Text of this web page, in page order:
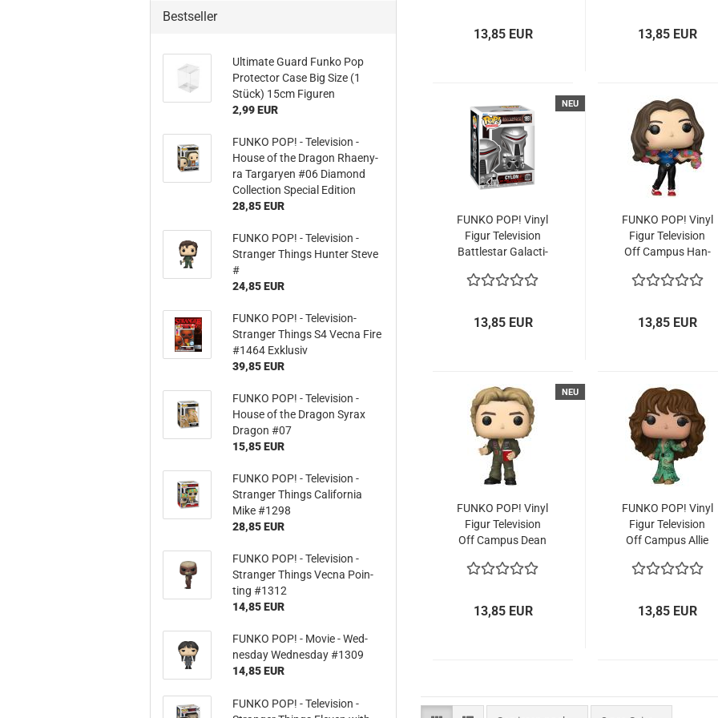
Icon
Movie
Music
Sports
Television
13,85 EUR 13,85 EUR
NEU
FUNKO POP! Vinyl
Figur Te­le­vi­si­on
Batt­le­star Ga­lac­ti­
13,85 EUR
FUNKO POP! Vinyl
Figur Te­le­vi­si­on
Off Cam­pus Han­
13,85 EUR
NEU
FUNKO POP! Vinyl
Figur Te­le­vi­si­on
Off Cam­pus Dean
13,85 EUR
FUNKO POP! Vinyl
Figur Te­le­vi­si­on
Off Cam­pus Allie
13,85 EUR
Bestseller
Ul­ti­ma­te Guard Funko Pop
Pro­tec­tor Case Big Size (1
Stück) 15cm Fi­gu­ren
2,99 EUR
FUNKO POP! - Te­le­vi­si­on -
House of the Dra­gon Rha­e­ny­
ra Tar­ga­ry­en #06 Dia­mond
Collec­tion Spe­cial Edi­ti­on
28,85 EUR
FUNKO POP! - Te­le­vi­si­on -
Stran­ger Things Hun­ter Steve
#
24,85 EUR
FUNKO POP! - Television-​
Stran­ger Things S4 Vecna Fire
#1464 Ex­klu­siv
39,85 EUR
FUNKO POP! - Te­le­vi­si­on -
House of the Dra­gon Syrax
Dra­gon #07
15,85 EUR
FUNKO POP! - Te­le­vi­si­on -
Stran­ger Things Ca­li­for­nia
Mike #1298
28,85 EUR
FUNKO POP! - Te­le­vi­si­on -
Stran­ger Things Vecna Poin­
ting #1312
14,85 EUR
FUNKO POP! - Movie - Wed­
nes­day Wed­nes­day #1309
14,85 EUR
FUNKO POP! - Te­le­vi­si­on -